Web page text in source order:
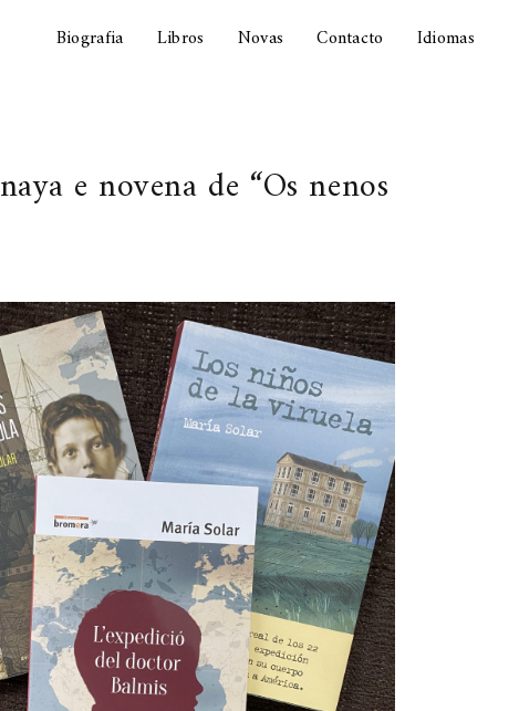
Biografia Libros Novas Contacto Idiomas
e novena de “Os nenos